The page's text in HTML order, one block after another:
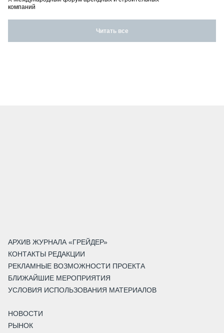
компаний
Читать все
АРХИВ ЖУРНАЛА «ГРЕЙДЕР»
КОНТАКТЫ РЕДАКЦИИ
РЕКЛАМНЫЕ ВОЗМОЖНОСТИ ПРОЕКТА
БЛИЖАЙШИЕ МЕРОПРИЯТИЯ
УСЛОВИЯ ИСПОЛЬЗОВАНИЯ МАТЕРИАЛОВ
НОВОСТИ
РЫНОК